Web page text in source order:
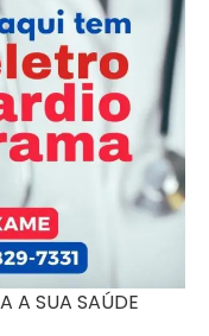
A SUA SAÚDE